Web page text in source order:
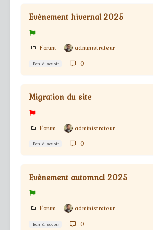
Evènement hivernal 2025
Forum administrateur
Bon à savoir 0
Migration du site
Forum administrateur
Bon à savoir 0
Evènement automnal 2025
Forum administrateur
Bon à savoir 0